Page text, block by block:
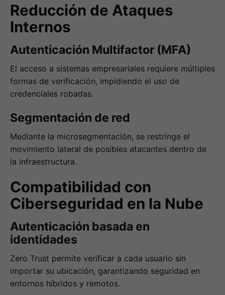
Reducción de Ataques
Internos
Autenticación Multifactor (MFA)
El acceso a sistemas empresariales requiere múltiples
formas de verificación, impidiendo el uso de
credenciales robadas.
Segmentación de red
Mediante la microsegmentación, se restringe el
movimiento lateral de posibles atacantes dentro de
la infraestructura.
Compatibilidad con
Ciberseguridad en la Nube
Autenticación basada en
identidades
Zero Trust permite verificar a cada usuario sin
importar su ubicación, garantizando seguridad en
entornos híbridos y remotos.